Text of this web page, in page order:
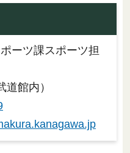
ーツ課スポーツ担
館内）